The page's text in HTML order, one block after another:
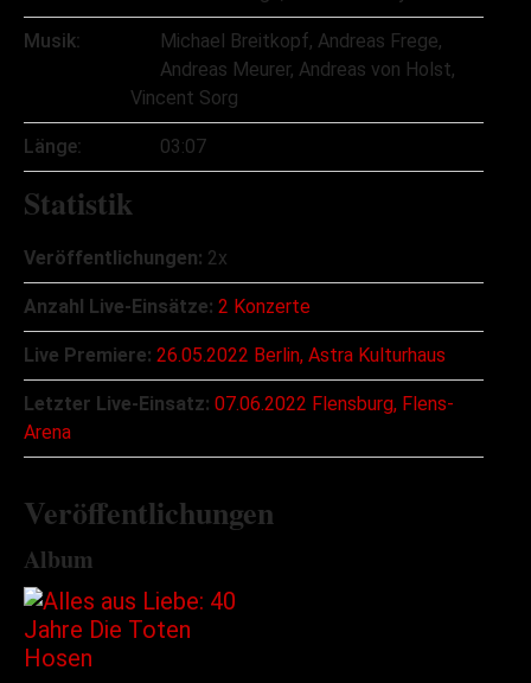
Musik:
Michael Breitkopf, Andreas Frege,
Andreas Meurer, Andreas von Holst,
Vincent Sorg
Länge: 03:07
Statistik
Veröffentlichungen: 2x
Anzahl Live-Einsätze: 2 Konzerte
Live Premiere: 26.05.2022 Berlin, Astra Kulturhaus
Letzter Live-Einsatz: 07.06.2022 Flensburg, Flens-
Arena
Veröffentlichungen
Album